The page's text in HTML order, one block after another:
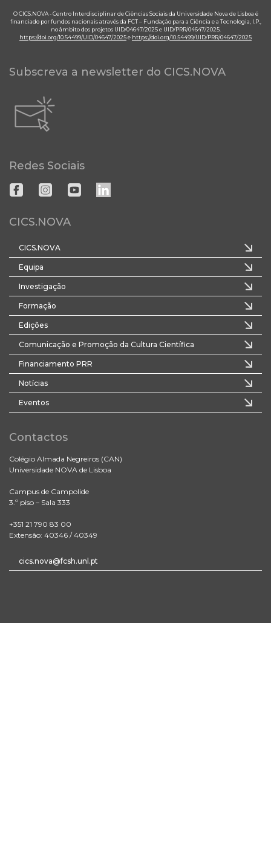
O CICS.NOVA - Centro Interdisciplinar de Ciências Sociais da Universidade Nova de Lisboa é
financiado por fundos nacionais através da FCT – Fundação para a Ciência e a Tecnologia, I.P.,
no âmbito dos projetos UID/04647/2025 e UID/PRR/04647/2025.
https://doi.org/10.54499/UID/04647/2025e https://doi.org/10.54499/UID/PRR/04647/2025
Subscreva a newsletter do CICS.NOVA
Redes Sociais
CICS.NOVA
CICS.NOVA
Equipa
Investigação
Formação
Edições
Comunicação e Promoção da Cultura Científica
Financiamento PRR
Notícias
Eventos
Contactos
Colégio Almada Negreiros (CAN)
Universidade NOVA de Lisboa
Campus de Campolide
3.º piso – Sala 333
+351 21 790 83 00
Extensão: 40346 / 40349
cics.nova@fcsh.unl.pt